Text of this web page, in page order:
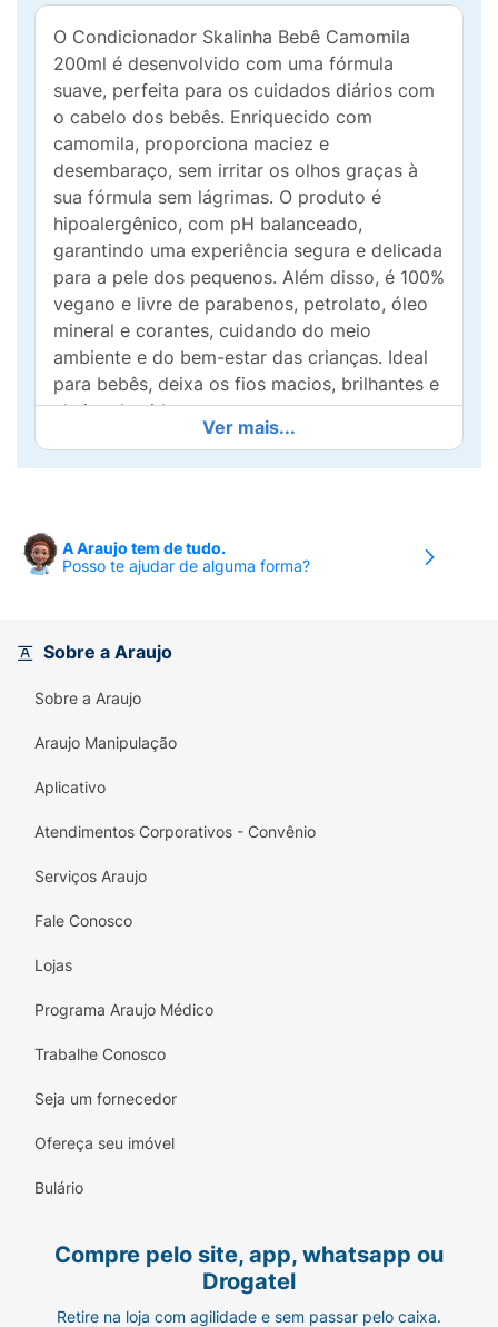
O Condicionador Skalinha Bebê Camomila
200ml é desenvolvido com uma fórmula
suave, perfeita para os cuidados diários com
o cabelo dos bebês. Enriquecido com
camomila, proporciona maciez e
desembaraço, sem irritar os olhos graças à
sua fórmula sem lágrimas. O produto é
hipoalergênico, com pH balanceado,
garantindo uma experiência segura e delicada
para a pele dos pequenos. Além disso, é 100%
vegano e livre de parabenos, petrolato, óleo
mineral e corantes, cuidando do meio
ambiente e do bem-estar das crianças. Ideal
para bebês, deixa os fios macios, brilhantes e
cheios de vida.
Ver mais...
A Araujo tem de tudo.
Posso te ajudar de alguma forma?
Sobre a Araujo
Sobre a Araujo
Araujo Manipulação
Aplicativo
Atendimentos Corporativos - Convênio
Serviços Araujo
Fale Conosco
Lojas
Programa Araujo Médico
Trabalhe Conosco
Seja um fornecedor
Ofereça seu imóvel
Bulário
Compre pelo site, app, whatsapp ou
Drogatel
Retire na loja com agilidade e sem passar pelo caixa.